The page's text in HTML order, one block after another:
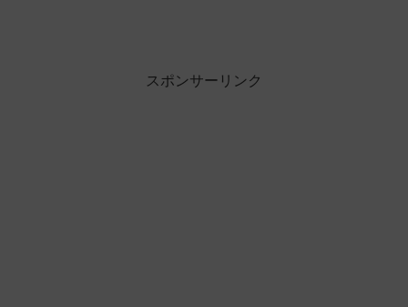
スポンサーリンク